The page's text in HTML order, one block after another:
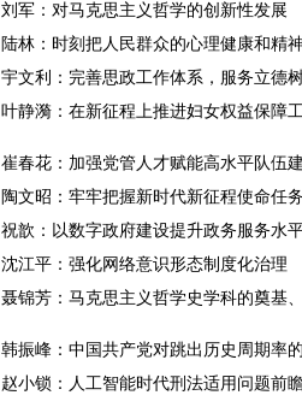
刘军：对马克思主义哲学的创新性发展
陆林：时刻把人民群众的心理健康和精
宇文利：完善思政工作体系，服务立德
叶静漪：在新征程上推进妇女权益保障
崔春花：加强党管人才赋能高水平队伍
陶文昭：牢牢把握新时代新征程使命任务
祝歆：以数字政府建设提升政务服务水
沈江平：强化网络意识形态制度化治理
聂锦芳：马克思主义哲学史学科的奠基
韩振峰：中国共产党对跳出历史周期率
赵小锁：人工智能时代刑法适用问题前